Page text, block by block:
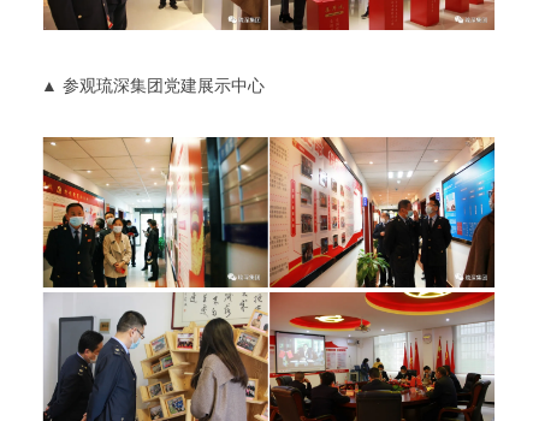
▲ 参观琉深集团党建展示中心